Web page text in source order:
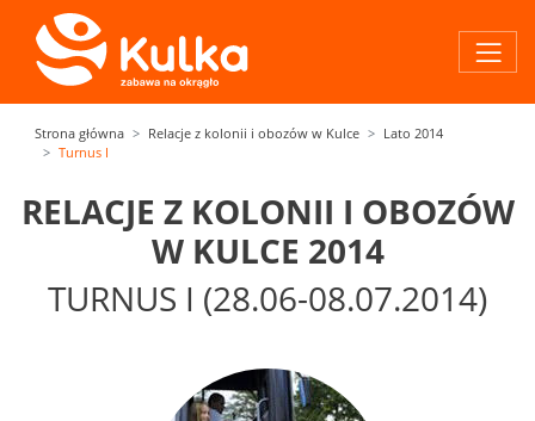
Strona główna Relacje z kolonii i obozów w Kulce
Lato 2014
Turnus I
RELACJE Z KOLONII I OBOZÓW
W KULCE 2014
TURNUS I (28.06-08.07.2014)